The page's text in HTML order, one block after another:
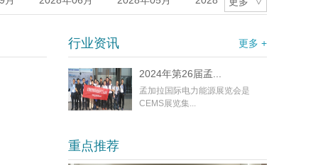
度 墨西哥 斯里兰卡
年3月 2026年2月 2026年1月
2024年9月 2024年8月
2023年8月 2023年9月
2026年5月 2026年6月
>
行业资讯 更多 +
2024年第26届孟...
孟加拉国际电力能源展览会是
CEMS展览集...
重点推荐